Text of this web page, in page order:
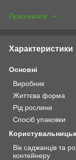
Приховати
Характеристики
Основні
Виробник
Життєва форма
Рід рослини
Спосіб упаковки
Вік саджанців та
контейнеру